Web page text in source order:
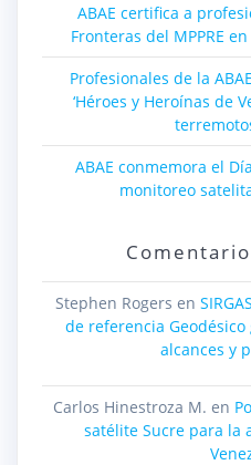
ABAE certifica a
Fronteras del MPPRE
Profesionales de la
‘Héroes y Heroínas de
ABAE conmemora el
monitoreo
Stephen Rogers en
de referencia Geodésico
alcances y
Carlos Hinestroza M. en
satélite Sucre para la